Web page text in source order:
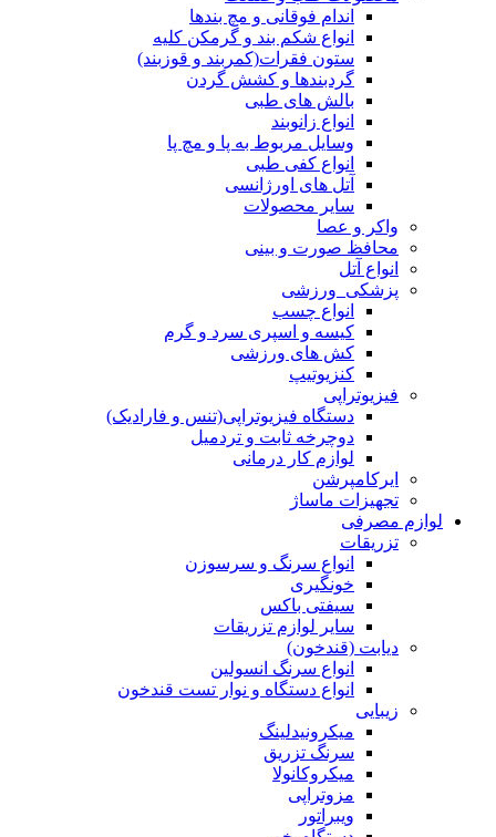
وسایل مربوط به پا و مچ پا
انواع کفی طبی
آتل های اورژانسی
سایر محصولات
واکر و عصا
محافظ صورت و بینی
انواع آتل
پزشکی_ورزشی
انواع چسب
کیسه و اسپری سرد و گرم
کش های ورزشی
کنزیوتیپ
فیزیوتراپی
دستگاه فیزیوتراپی(تنس و فارادیک)
دوچرخه ثابت و تردمیل
لوازم کار درمانی
ایرکامپرشن
تجهیزات ماساژ
لوازم مصرفی
تزریقات
انواع سرنگ و سرسوزن
خونگیری
سیفتی باکس
سایر لوازم تزریقات
دیابت (قندخون)
انواع سرنگ انسولین
انواع دستگاه و نوار تست قندخون
میکرونیدلینگ
سرنگ تزریق
میکروکانولا
مزوتراپی
ویبراتور
دستگاه بخور
نخ جراحی
انواع آیس ژل
لیزر
گوش سوراخ کن
صندلی زیبایی